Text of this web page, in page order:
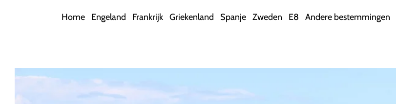
Home Engeland Frankrijk Griekenland Spanje Zweden E8 Andere bestemmingen